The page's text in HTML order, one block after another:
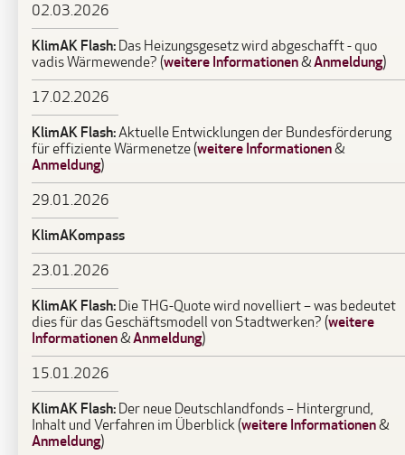
02.03.2026
KlimAK Flash: Das Heizungsgesetz wird abgeschafft - quo
vadis Wärmewende? (weitere Informationen&Anmeldung)
17.02.2026
KlimAK Flash: Aktuelle Entwicklungen der Bundesförderung
für effiziente Wärmenetze (weitere Informationen&
Anmeldung)
29.01.2026
KlimAKompass
23.01.2026
KlimAK Flash: Die THG-Quote wird novelliert – was bedeutet
dies für das Geschäftsmodell von Stadtwerken? (weitere
Informationen&Anmeldung)
15.01.2026
KlimAK Flash: Der neue Deutschlandfonds – Hintergrund,
Inhalt und Verfahren im Überblick (weitere Informationen&
Anmeldung)